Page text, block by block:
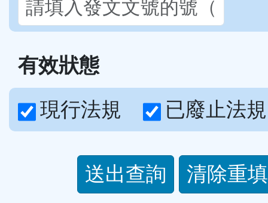
有效狀態
現行法規
已廢止法規
清除重填